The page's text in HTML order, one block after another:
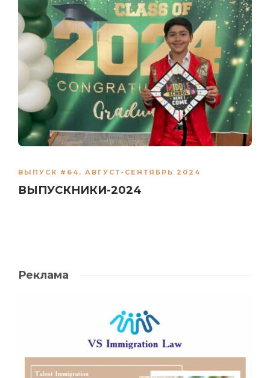
ВЫПУСК #64. АВГУСТ-СЕНТЯБРЬ 2024
ВЫПУСКНИКИ-2024
Реклама